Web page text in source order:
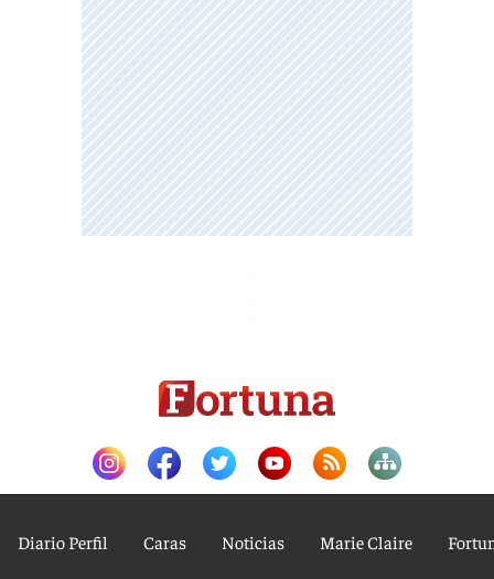
Diario Perfil Caras Noticias Marie Claire